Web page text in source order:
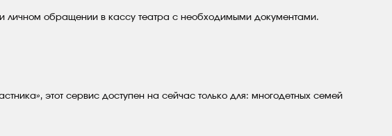
личном обращении в кассу театра с необходимыми документами.
этот сервис доступен на сейчас только для: многодетных семей